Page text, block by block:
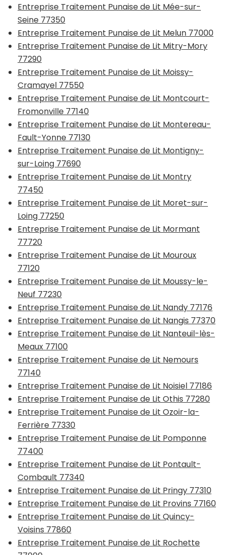
Entreprise Traitement Punaise de Lit Mée-sur-
Seine 77350
Entreprise Traitement Punaise de Lit Melun 77000
Entreprise Traitement Punaise de Lit Mitry-Mory
77290
Entreprise Traitement Punaise de Lit Moissy-
Cramayel 77550
Entreprise Traitement Punaise de Lit Montcourt-
Fromonville 77140
Entreprise Traitement Punaise de Lit Montereau-
Fault-Yonne 77130
Entreprise Traitement Punaise de Lit Montigny-
sur-Loing 77690
Entreprise Traitement Punaise de Lit Montry
77450
Entreprise Traitement Punaise de Lit Moret-sur-
Loing 77250
Entreprise Traitement Punaise de Lit Mormant
77720
Entreprise Traitement Punaise de Lit Mouroux
77120
Entreprise Traitement Punaise de Lit Moussy-le-
Neuf 77230
Entreprise Traitement Punaise de Lit Nandy 77176
Entreprise Traitement Punaise de Lit Nangis 77370
Entreprise Traitement Punaise de Lit Nanteuil-lès-
Meaux 77100
Entreprise Traitement Punaise de Lit Nemours
77140
Entreprise Traitement Punaise de Lit Noisiel 77186
Entreprise Traitement Punaise de Lit Othis 77280
Entreprise Traitement Punaise de Lit Ozoir-la-
Ferrière 77330
Entreprise Traitement Punaise de Lit Pomponne
77400
Entreprise Traitement Punaise de Lit Pontault-
Combault 77340
Entreprise Traitement Punaise de Lit Pringy 77310
Entreprise Traitement Punaise de Lit Provins 77160
Entreprise Traitement Punaise de Lit Quincy-
Voisins 77860
Entreprise Traitement Punaise de Lit Rochette